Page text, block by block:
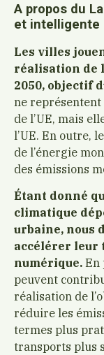
A propos du
et intelligente
Les villes
réalisation de
2050, objectif
ne
de l’UE, mais
l’UE. En outre,
de l’énergie
des émissions
Étant donné
climatique
urbaine, nous
accélérer leur
numérique.En
peuvent
réalisation de
réduire les
termes plus
transports plus